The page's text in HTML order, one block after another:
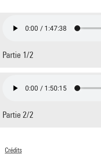
Partie 1/2
Partie 2/2
Crédits